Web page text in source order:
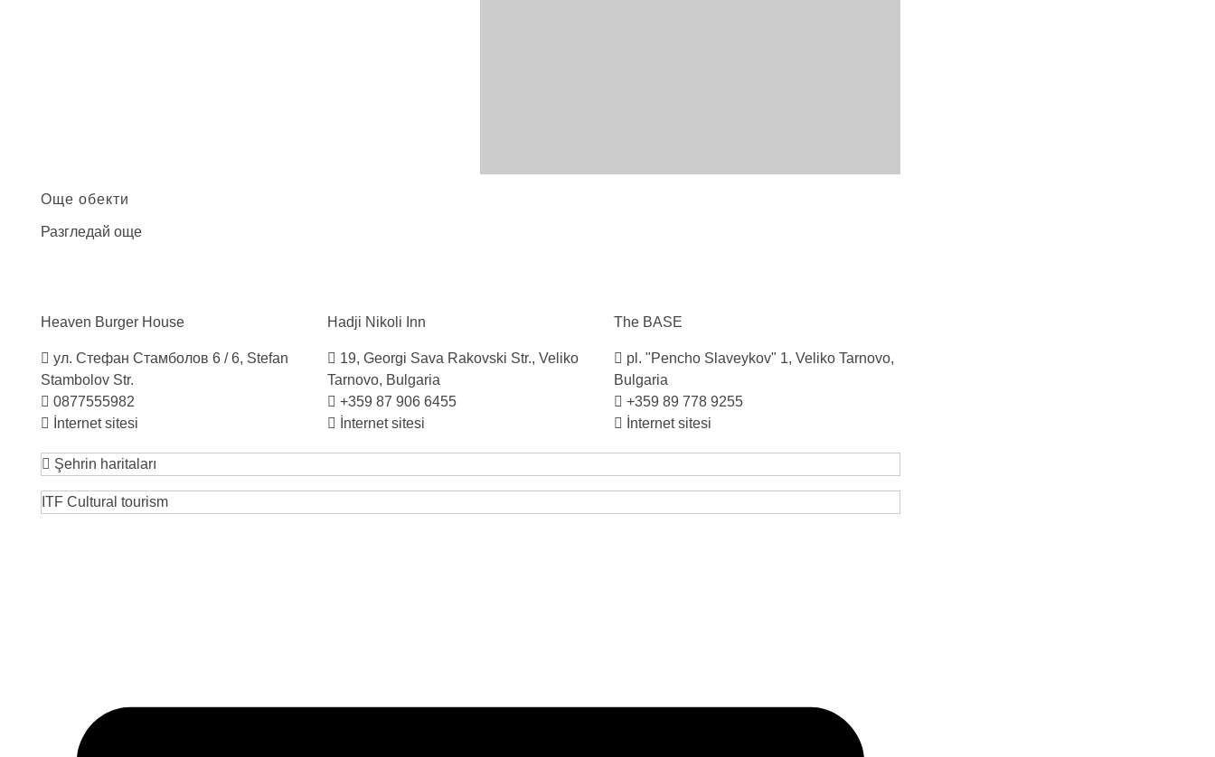
Още обекти
Разгледай още
Heaven Burger House
ул. Стефан Стамболов 6 / 6, Stefan
Stambolov Str.
0877555982
İnternet sitesi
Hadji Nikoli Inn
19, Georgi Sava Rakovski Str., Veliko
Tarnovo, Bulgaria
+359 87 906 6455
İnternet sitesi
The BASE
pl. "Pencho Slaveykov" 1, Veliko Tarnovo,
Bulgaria
+359 89 778 9255
İnternet sitesi
Şehrin haritaları
ITF Cultural tourism